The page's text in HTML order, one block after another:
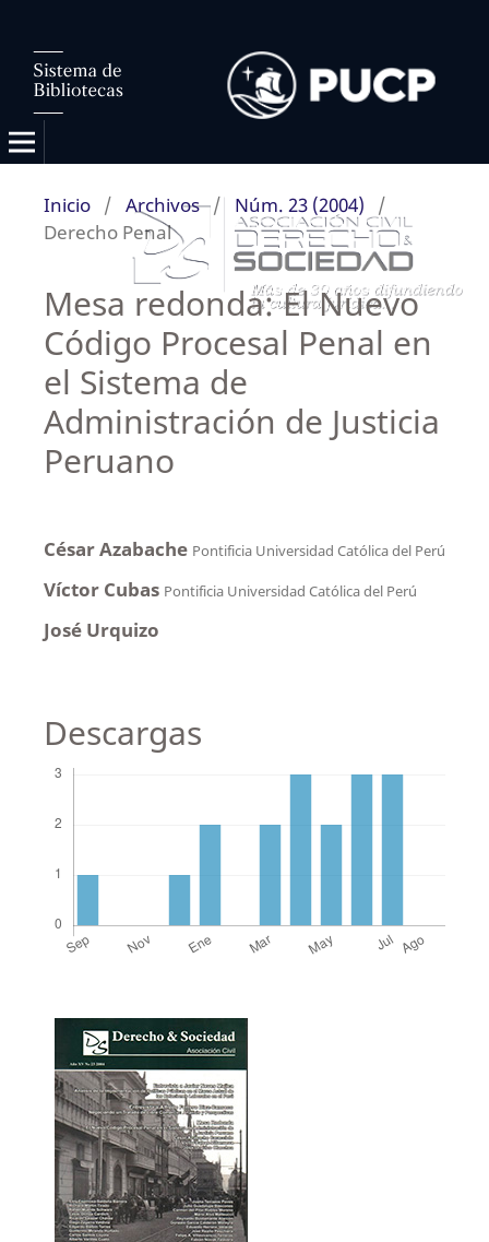
Inicio / Archivos / Núm. 23 (2004)
/
Derecho Penal
Mesa redonda: El Nuevo
Código Procesal Penal en
el Sistema de
Administración de Justicia
Peruano
César Azabache Pontificia Universidad Católica del Perú
Víctor Cubas Pontificia Universidad Católica del Perú
José Urquizo
Descargas